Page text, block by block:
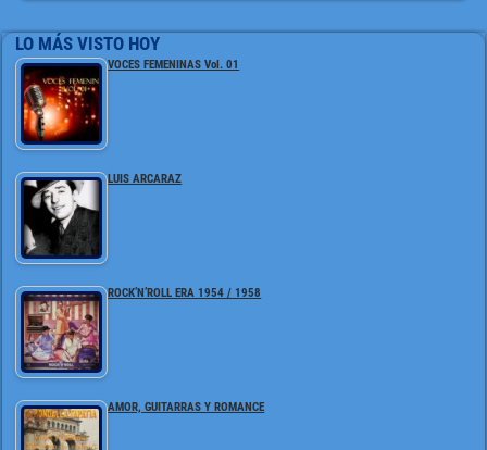
LO MÁS VISTO HOY
VOCES FEMENINAS Vol. 01
LUIS ARCARAZ
ROCK’N’ROLL ERA 1954 / 1958
AMOR, GUITARRAS Y ROMANCE